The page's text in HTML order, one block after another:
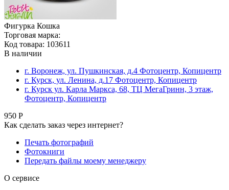
Фигурка Кошка
Торговая марка:
Код товара: 103611
В наличии
г. Воронеж, ул. Пушкинская, д.4 Фотоцентр, Копицентр
г. Курск, ул. Ленина, д.17 Фотоцентр, Копицентр
г. Курск ул. Карла Маркса, 68, ТЦ МегаГринн, 3 этаж,
Фотоцентр, Копицентр
950 Р
Как сделать заказ через интернет?
Печать фотографий
Фотокниги
Передать файлы моему менеджеру
О сервисе